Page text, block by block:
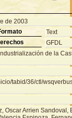
de 2003
Text
GFDL
de la
tabid/36/ctl/
Oscar Arrien